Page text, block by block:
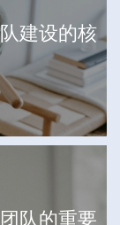
建设的核
队的重要